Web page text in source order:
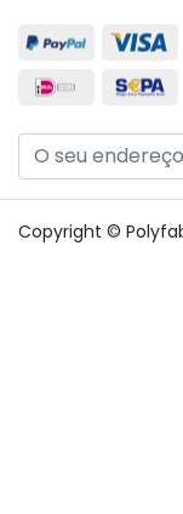
Copyright ©